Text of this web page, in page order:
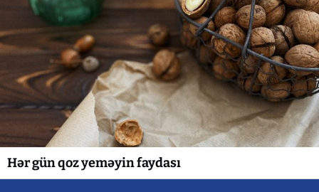
Hər gün qoz yeməyin faydası